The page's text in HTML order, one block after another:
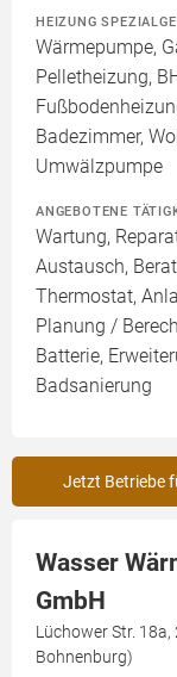
HEIZUNG
Wärmepumpe,
Pelletheizung,
Badezimmer,
Umwälzpumpe
ANGEBOTENE
Wartung,
Austausch,
Thermostat,
Planung /
Batterie,
Badsanierung
Jetzt Betriebe
Wasser
GmbH
Lüchower Str.
Bohnenburg)